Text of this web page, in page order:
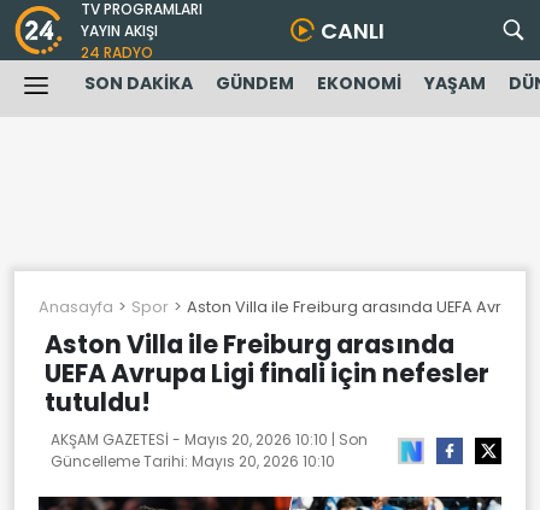
TV PROGRAMLARI
YAYIN AKIŞI
24 RADYO
CANLI
SON DAKİKA GÜNDEM EKONOMİ YAŞAM
Anasayfa Spor Aston Villa ile Freiburg arasında UEFA
Aston Villa ile Freiburg arasında
UEFA Avrupa Ligi finali için nefesler
tutuldu!
AKŞAM GAZETESİ - Mayıs 20, 2026 10:10 | Son
Güncelleme Tarihi: Mayıs 20, 2026 10:10